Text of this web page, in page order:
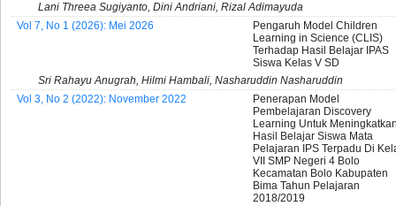
Lani Threea Sugiyanto, Dini Andriani, Rizal Adimayuda
Vol 7, No 1 (2026): Mei 2026
Pengaruh Model Children
Learning in Science (CLIS)
Terhadap Hasil Belajar IPAS
Siswa Kelas V SD
Sri Rahayu Anugrah, Hilmi Hambali, Nasharuddin Nasharuddin
Vol 3, No 2 (2022): November 2022
Penerapan Model
Pembelajaran Discovery
Learning Untuk
Hasil Belajar Siswa Mata
Pelajaran IPS Terpadu Di
VII SMP Negeri 4 Bolo
Kecamatan Bolo Kabupaten
Bima Tahun Pelajaran
2018/2019